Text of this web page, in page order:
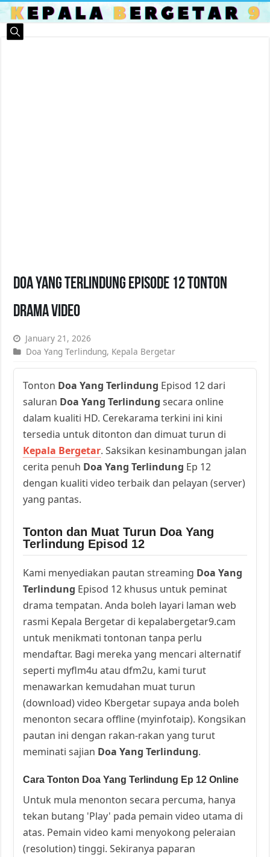
Doa Yang Terlindung Episode 12 Tonton
Drama Video
January 21, 2026
Doa Yang Terlindung, Kepala Bergetar
Tonton Doa Yang Terlindung Episod 12 dari
saluran Doa Yang Terlindung secara online
dalam kualiti HD. Cerekarama terkini ini kini
tersedia untuk ditonton dan dimuat turun di
Kepala Bergetar. Saksikan kesinambungan jalan
cerita penuh Doa Yang Terlindung Ep 12
dengan kualiti video terbaik dan pelayan (server)
yang pantas.
Tonton dan Muat Turun Doa Yang
Terlindung Episod 12
Kami menyediakan pautan streaming Doa Yang
Terlindung Episod 12 khusus untuk peminat
drama tempatan. Anda boleh layari laman web
rasmi Kepala Bergetar di kepalabergetar9.cam
untuk menikmati tontonan tanpa perlu
mendaftar. Bagi mereka yang mencari alternatif
seperti myflm4u atau dfm2u, kami turut
menawarkan kemudahan muat turun
(download) video Kbergetar supaya anda boleh
menonton secara offline (myinfotaip). Kongsikan
pautan ini dengan rakan-rakan yang turut
meminati sajian Doa Yang Terlindung.
Cara Tonton Doa Yang Terlindung Ep 12 Online
Untuk mula menonton secara percuma, hanya
tekan butang 'Play' pada pemain video utama di
atas. Pemain video kami menyokong peleraian
(resolution) tinggi. Sekiranya paparan